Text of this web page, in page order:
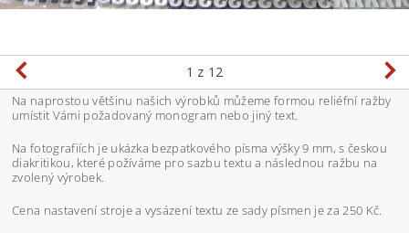
1 z 12
Na naprostou většinu našich výrobků můžeme formou reliéfní ražby
umístit Vámi požadovaný monogram nebo jiný text.
Na fotografiích je ukázka bezpatkového písma výšky 9 mm, s českou
diakritikou, které požíváme pro sazbu textu a následnou ražbu na
zvolený výrobek.
Cena nastavení stroje a vysázení textu ze sady písmen je za 250 Kč.